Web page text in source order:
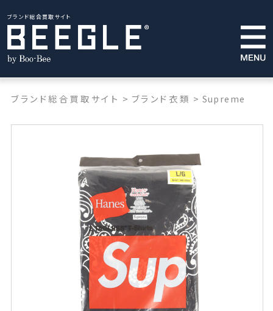
ブランド総合買取サイト
ブランド総合買取サイト > ブランド衣類 > Supreme